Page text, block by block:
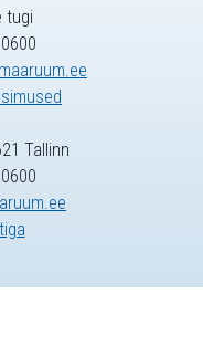
tugi
Tallinn